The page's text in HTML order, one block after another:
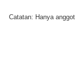
Catatan: Hanya